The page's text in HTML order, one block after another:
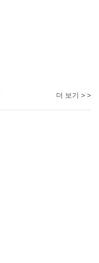
더 보기 > >